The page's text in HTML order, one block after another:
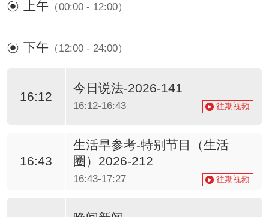
上午（00:00 - 12:00）
下午（12:00 - 24:00）
16:12
今日说法-2026-141
16:12-16:43 往期视频
16:43
生活早参考-特别节目（生活
圈）2026-212
16:43-17:27 往期视频